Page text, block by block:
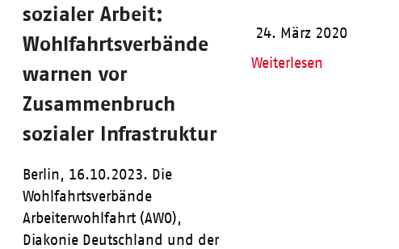
sozialer Arbeit:
Wohlfahrtsverbände
warnen vor
Zusammenbruch
sozialer Infrastruktur
Berlin, 16.10.2023. Die
Wohlfahrtsverbände
Arbeiterwohlfahrt (AWO),
Diakonie Deutschland und der
24. März 2020
Weiterlesen